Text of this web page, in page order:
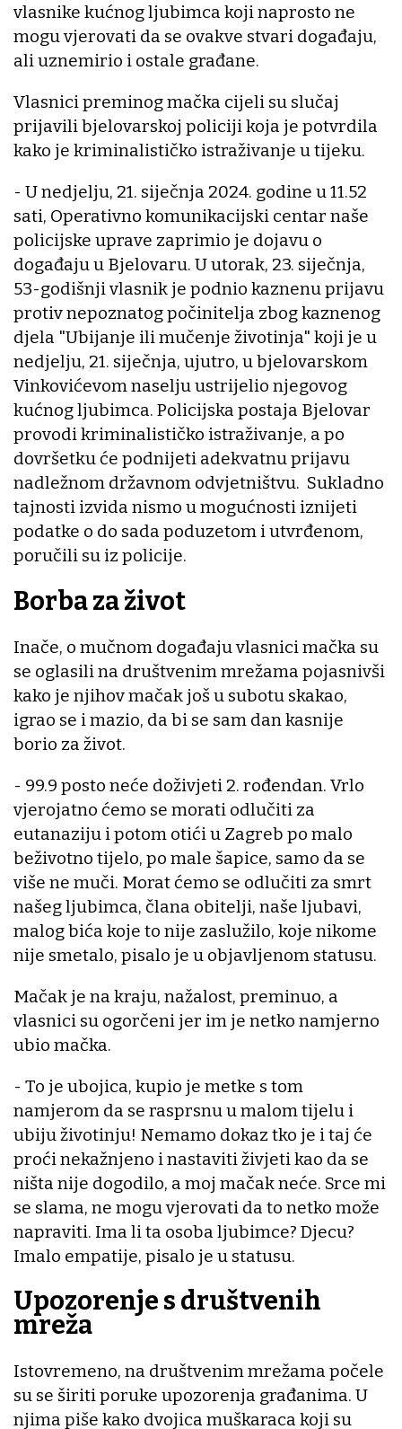
vlasnike kućnog ljubimca koji naprosto ne
mogu vjerovati da se ovakve stvari događaju,
ali uznemirio i ostale građane.
Vlasnici preminog mačka cijeli su slučaj
prijavili bjelovarskoj policiji koja je potvrdila
kako je kriminalističko istraživanje u tijeku.
- U nedjelju, 21. siječnja 2024. godine u 11.52
sati, Operativno komunikacijski centar naše
policijske uprave zaprimio je dojavu o
događaju u Bjelovaru. U utorak, 23. siječnja,
53-godišnji vlasnik je podnio kaznenu prijavu
protiv nepoznatog počinitelja zbog kaznenog
djela "Ubijanje ili mučenje životinja" koji je u
nedjelju, 21. siječnja, ujutro, u bjelovarskom
Vinkovićevom naselju ustrijelio njegovog
kućnog ljubimca. Policijska postaja Bjelovar
provodi kriminalističko istraživanje, a po
dovršetku će podnijeti adekvatnu prijavu
nadležnom državnom odvjetništvu. Sukladno
tajnosti izvida nismo u mogućnosti iznijeti
podatke o do sada poduzetom i utvrđenom,
poručili su iz policije.
Borba za život
Inače, o mučnom događaju vlasnici mačka su
se oglasili na društvenim mrežama pojasnivši
kako je njihov mačak još u subotu skakao,
igrao se i mazio, da bi se sam dan kasnije
borio za život.
- 99.9 posto neće doživjeti 2. rođendan. Vrlo
vjerojatno ćemo se morati odlučiti za
eutanaziju i potom otići u Zagreb po malo
beživotno tijelo, po male šapice, samo da se
više ne muči. Morat ćemo se odlučiti za smrt
našeg ljubimca, člana obitelji, naše ljubavi,
malog bića koje to nije zaslužilo, koje nikome
nije smetalo, pisalo je u objavljenom statusu.
Mačak je na kraju, nažalost, preminuo, a
vlasnici su ogorčeni jer im je netko namjerno
ubio mačka.
- To je ubojica, kupio je metke s tom
namjerom da se rasprsnu u malom tijelu i
ubiju životinju! Nemamo dokaz tko je i taj će
proći nekažnjeno i nastaviti živjeti kao da se
ništa nije dogodilo, a moj mačak neće. Srce mi
se slama, ne mogu vjerovati da to netko može
napraviti. Ima li ta osoba ljubimce? Djecu?
Imalo empatije, pisalo je u statusu.
Upozorenje s društvenih
mreža
Istovremeno, na društvenim mrežama počele
su se širiti poruke upozorenja građanima. U
njima piše kako dvojica muškaraca koji su